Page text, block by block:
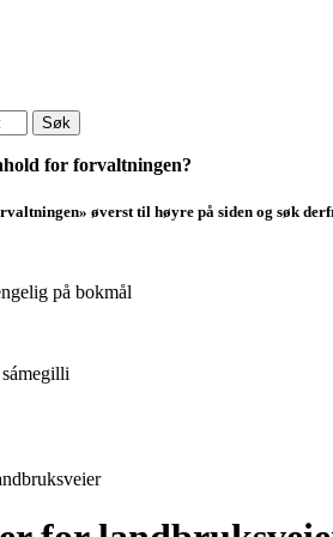
Søk
for forvaltningen?
øverst til høyre på siden og søk
på bokmål